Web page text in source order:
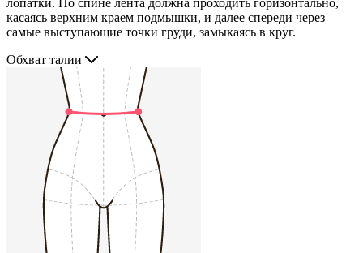
касаясь верхним краем подмышки, и далее спереди через
самые выступающие точки груди, замыкаясь в круг.
Обхват талии